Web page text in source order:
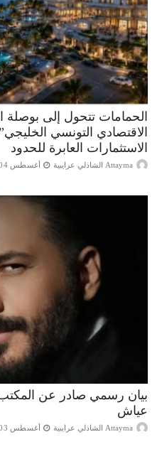
الحمامات تتحول إلى بوصلة
الاقتصادي التونسي
الاستثمارات العابرة للحدود
Attayma الشاذلي عرايبية أغسطس 04, 2026
بيان رسمي صادر عن المكتب
عياش
Attayma الشاذلي عرايبية أغسطس 03, 2026